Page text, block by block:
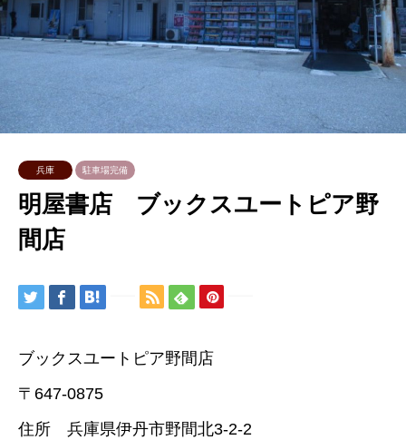
兵庫 駐車場完備
明屋書店 ブックスユートピア野
間店
ブックスユートピア野間店
〒647-0875
住所 兵庫県伊丹市野間北3-2-2